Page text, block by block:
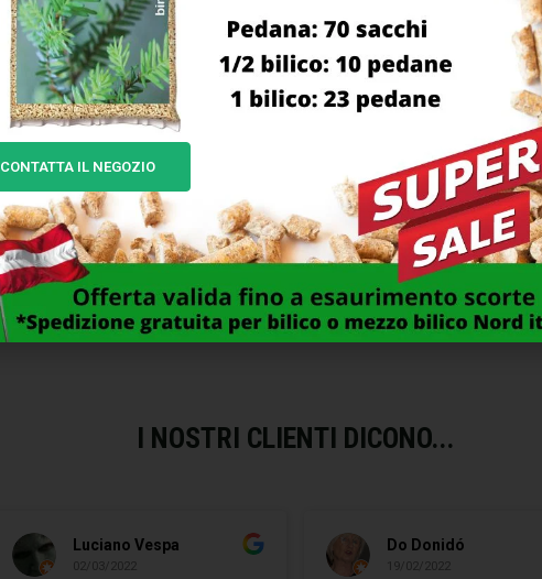
BADILE IMPRESA PUNTA
FORGIATO 32 EXTRA ADEL
BADILE IMPRESA
FORGIATO 28 EXTRA
22,00
I NOSTRI CLIENTI DICONO...
Luciano Vespa
02/03/2022
Do Donidó
19/02/2022
CONTATTA IL NEGOZIO